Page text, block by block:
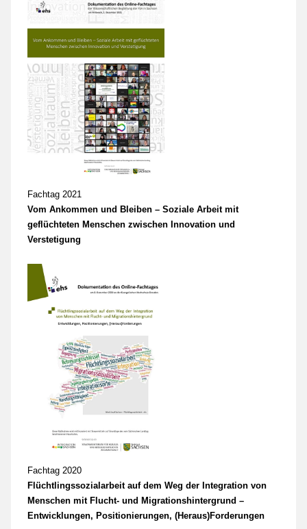
Fachtag 2021
Vom Ankommen und Bleiben – Soziale Arbeit mit
geflüchteten Menschen zwischen Innovation und
Verstetigung
Fachtag 2020
Flüchtlingssozialarbeit auf dem Weg der Integration von
Menschen mit Flucht- und Migrationshintergrund –
Entwicklungen, Positionierungen, (Heraus)Forderungen